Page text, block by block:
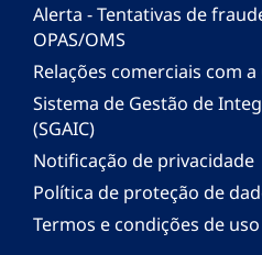
Alerta - Tentativas de
OPAS/OMS
Relações comerciais com a
Sistema de Gestão de
(SGAIC)
Notificação de privacidade
Política de proteção de
Termos e condições de